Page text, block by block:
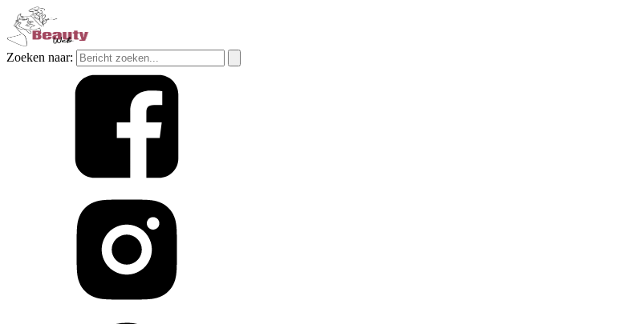
Zoeken naar: